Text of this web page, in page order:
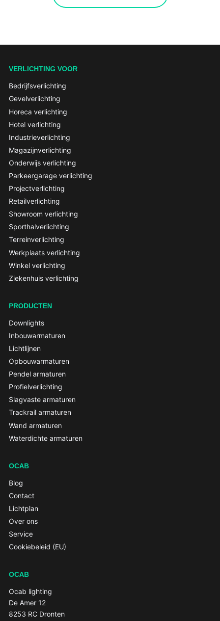
VERLICHTING VOOR
Bedrijfsverlichting
Gevelverlichting
Horeca verlichting
Hotel verlichting
Industrieverlichting
Magazijnverlichting
Onderwijs verlichting
Parkeergarage verlichting
Projectverlichting
Retailverlichting
Showroom verlichting
Sporthalverlichting
Terreinverlichting
Werkplaats verlichting
Winkel verlichting
Ziekenhuis verlichting
PRODUCTEN
Downlights
Inbouwarmaturen
Lichtlijnen
Opbouwarmaturen
Pendel armaturen
Profielverlichting
Slagvaste armaturen
Trackrail armaturen
Wand armaturen
Waterdichte armaturen
OCAB
Blog
Contact
Lichtplan
Over ons
Service
Cookiebeleid (EU)
OCAB
Ocab lighting
De Amer 12
8253 RC Dronten